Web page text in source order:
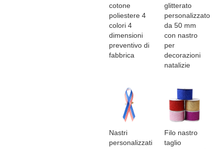
cotone
poliestere 4
colori 4
dimensioni
preventivo di
fabbrica
glitterato
personalizzato
da 50 mm
con nastro
per
decorazioni
natalizie
Nastri
personalizzati
Filo nastro
taglio